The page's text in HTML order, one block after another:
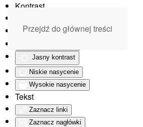
Kontrast
Monochromatyczny
Jasny kontrast
Niskie nasycenie
Wysokie nasycenie
Tekst
Zaznacz linki
Zaznacz nagłówki
Przejdź do głównej treści